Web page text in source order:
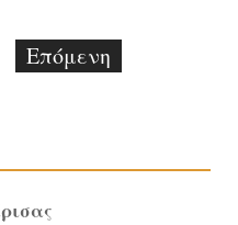
Επόμενη